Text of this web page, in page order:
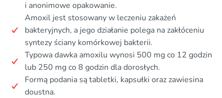
i anonimowe opakowanie.
Amoxil jest stosowany w leczeniu zakażeń
bakteryjnych, a jego działanie polega na zakłóceniu
syntezy ściany komórkowej bakterii.
Typowa dawka amoxilu wynosi 500 mg co 12 godzin
lub 250 mg co 8 godzin dla dorosłych.
Formą podania są tabletki, kapsułki oraz zawiesina
doustna.